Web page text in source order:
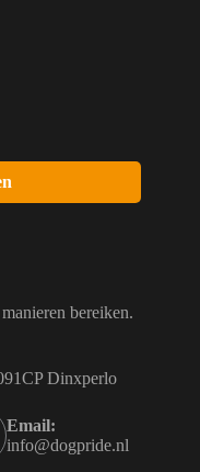
bereiken.
Dinxperlo
Email:
info@dogpride.nl